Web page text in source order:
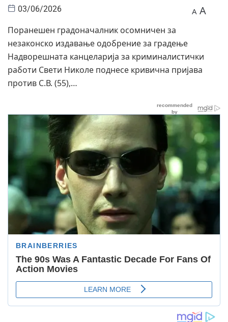
03/06/2026 A A
Поранешен градоначалник осомничен за
незаконско издавање одобрение за градење
Надворешната канцеларија за криминалистички
работи Свети Николе поднесе кривична пријава
против С.В. (55),…